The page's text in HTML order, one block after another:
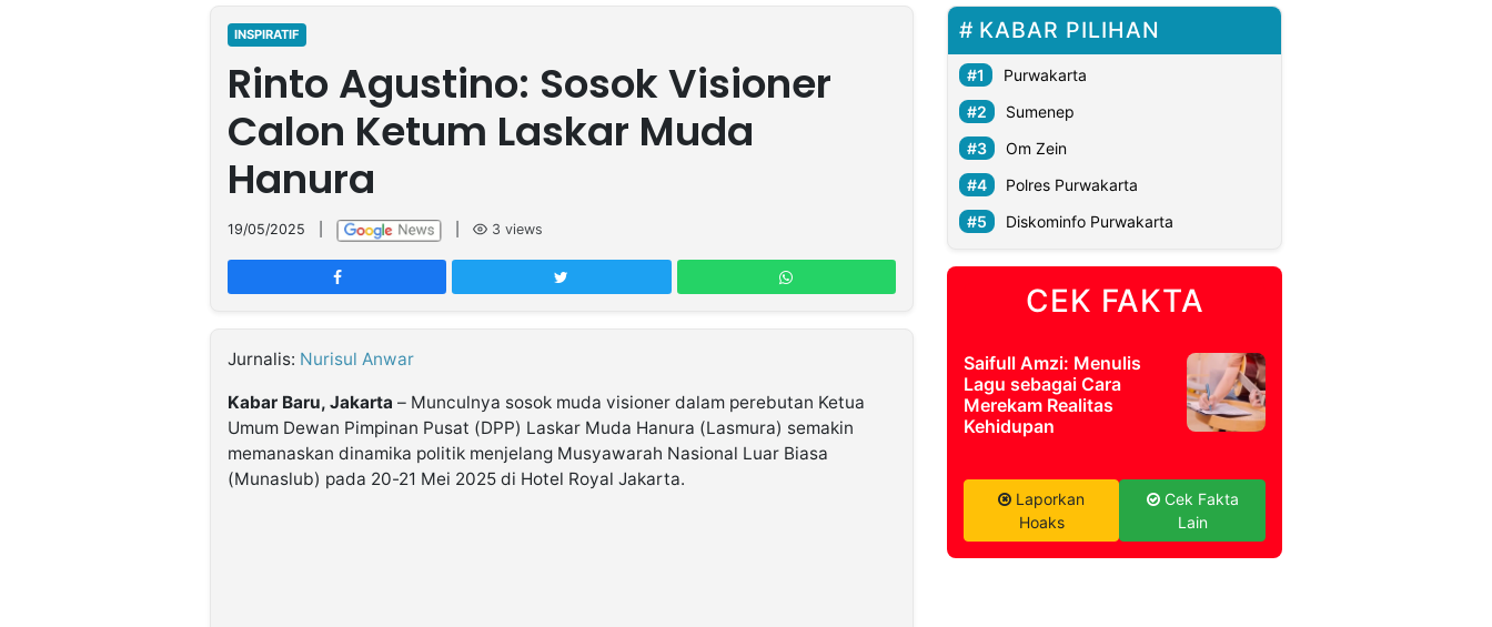
INSPIRATIF
Rinto Agustino: Sosok Visioner
Calon Ketum Laskar Muda
Hanura
19/05/2025 3 views
Jurnalis: Nurisul Anwar
Kabar Baru, Jakarta – Munculnya sosok muda visioner dalam perebutan Ketua
Umum Dewan Pimpinan Pusat (DPP) Laskar Muda Hanura (Lasmura) semakin
memanaskan dinamika politik menjelang Musyawarah Nasional Luar Biasa
(Munaslub) pada 20-21 Mei 2025 di Hotel Royal Jakarta.
KABAR PILIHAN
Purwakarta
Sumenep
Om Zein
Polres Purwakarta
Diskominfo Purwakarta
CEK FAKTA
Saifull Amzi: Menulis
Lagu sebagai Cara
Merekam Realitas
Kehidupan
Laporkan
Hoaks
Cek Fakta
Lain